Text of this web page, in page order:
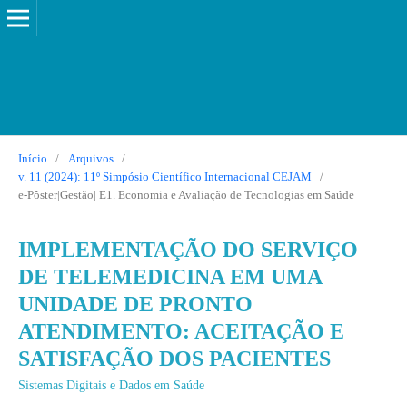
Início / Arquivos
/
v. 11 (2024): 11º Simpósio Científico Internacional CEJAM
/
e-Pôster|Gestão| E1. Economia e Avaliação de Tecnologias em Saúde
IMPLEMENTAÇÃO DO SERVIÇO
DE TELEMEDICINA EM UMA
UNIDADE DE PRONTO
ATENDIMENTO: ACEITAÇÃO E
SATISFAÇÃO DOS PACIENTES
Sistemas Digitais e Dados em Saúde